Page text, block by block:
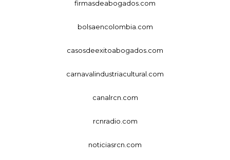
firmasdeabogados.com
bolsaencolombia.com
casosdeexitoabogados.com
carnavalindustriacultural.com
canalrcn.com
rcnradio.com
noticiasrcn.com